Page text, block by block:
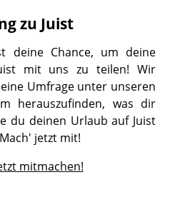
zu Juist
deine Chance, um deine
mit uns zu teilen! Wir
Umfrage unter unseren
herauszufinden, was dir
du deinen Urlaub auf Juist
jetzt mit!
mitmachen!